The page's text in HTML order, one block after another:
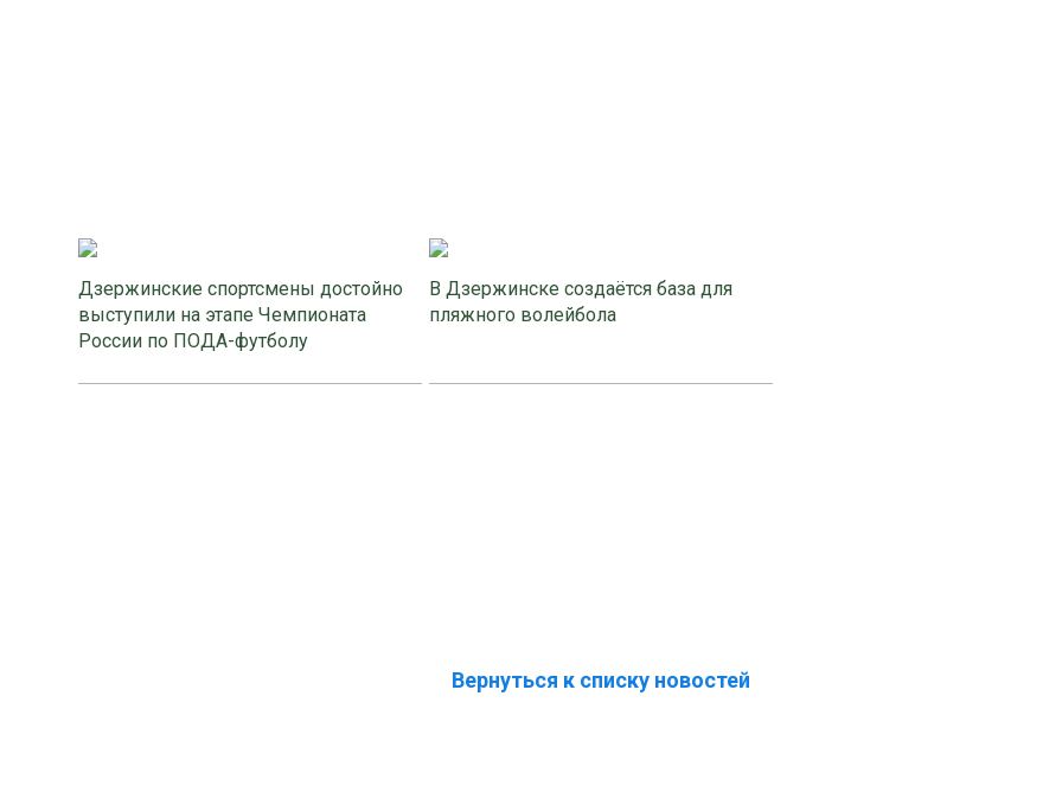
Дзержинские спортсмены достойно
выступили на этапе Чемпионата
России по ПОДА-футболу
В Дзержинске создаётся база для
пляжного волейбола
Вернуться к списку новостей